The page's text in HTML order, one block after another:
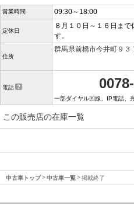
営業時間 09:30～18:00
定休日
８月１０日～１６日ま
す。
住所
群馬県前橋市今井町９３
電話
一部ダイヤル回線、IP電話、
この販売店の在庫一覧
中古車トップ 中古車一覧 掲載終了